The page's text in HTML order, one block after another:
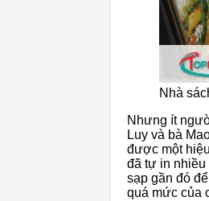
Nhà
Nhưng ít
Luy và bà
được một
đã tự in nhiều
sạp gần đó
quá mức của